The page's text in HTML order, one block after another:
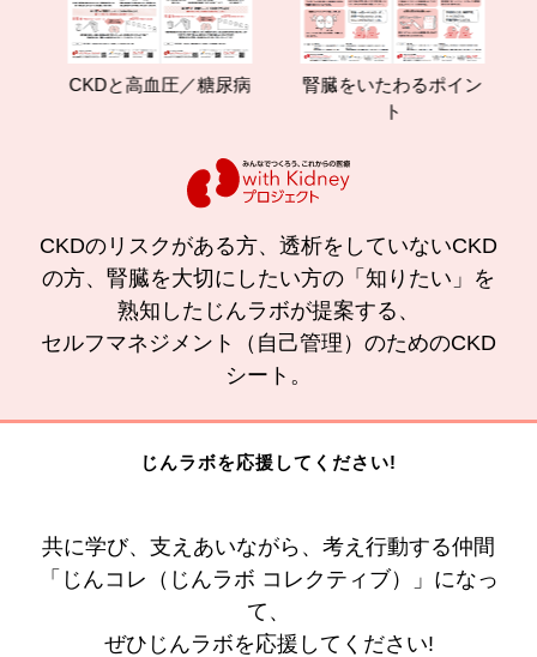
CKDと高血圧／糖尿病
腎臓をいたわるポイン
CKDのリスクがある方、透析をしていないCKD
の方、腎臓を大切にしたい方の「知りたい」を
熟知したじんラボが提案する、
セルフマネジメント（自己管理）のためのCKD
シート。
じんラボを応援してください!
共に学び、支えあいながら、考え行動する仲間
「じんコレ（じんラボ コレクティブ）」になっ
て、
ぜひじんラボを応援してください!